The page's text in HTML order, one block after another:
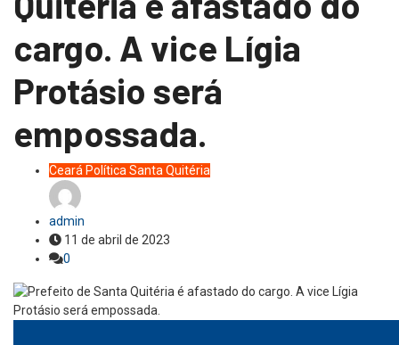
cargo. A vice Lígia
Protásio será
empossada.
Ceará Política Santa Quitéria
admin
11 de abril de 2023
0